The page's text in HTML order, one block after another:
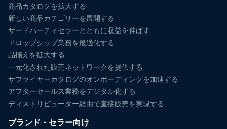
商品カタログを拡大する
新しい商品カテゴリーを展開する
サードパーティセラーとともに収益を伸ばす
ドロップシップ業務を最適化する
品揃えを拡大する
一元化された販売ネットワークを提供する
サプライヤーカタログのオンボーディングを加速する
アフターセールス業務をデジタル化する
ディストリビューター経由で直接販売を実現する
ブランド・セラー向け